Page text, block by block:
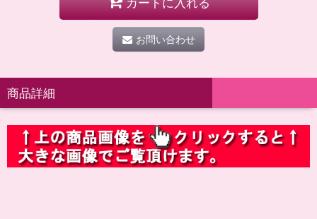
お問い合わせ
商品詳細